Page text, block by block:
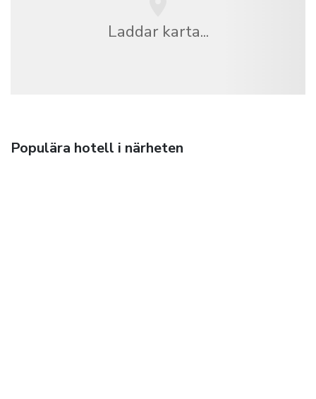
Laddar karta...
Populära hotell i närheten